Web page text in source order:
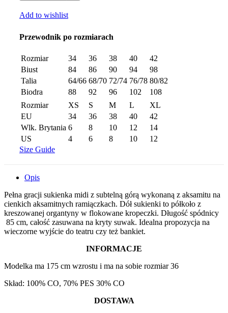
Add to wishlist
Przewodnik po rozmiarach
Rozmiar 34 36 38 40
42
Biust
84 86 90 94
98
Talia
64/66 68/70 72/74 76/78 80/82
Biodra
88 92 96 102
108
Rozmiar
XS S M L
XL
EU
34 36 38 40
42
Wlk. Brytania 6 8 10 12
14
US
4 6 8 10
12
Size Guide
Opis
Pełna gracji sukienka midi z subtelną górą wykonaną z aksamitu na
cienkich aksamitnych ramiączkach. Dół sukienki to półkoło z
kreszowanej organtyny w flokowane kropeczki. Długość spódnicy
85 cm, całość zasuwana na kryty suwak. Idealna propozycja na
wieczorne wyjście do teatru czy też bankiet.
INFORMACJE
Modelka ma 175 cm wzrostu i ma na sobie rozmiar 36
Skład: 100% CO, 70% PES 30% CO
DOSTAWA